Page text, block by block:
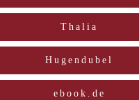
Thalia
Hugendubel
ebook.de